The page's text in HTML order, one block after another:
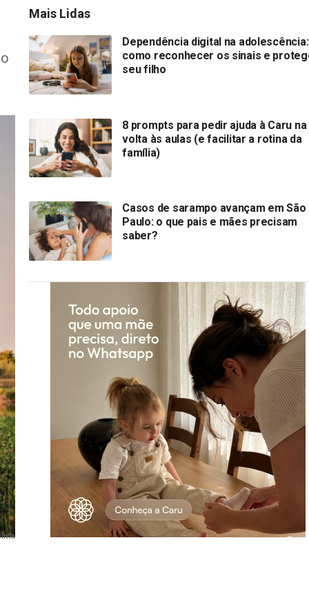
Mais Lidas
Dependência digital na adolescência:
como reconhecer os sinais e
seu filho
8 prompts para pedir ajuda à Caru na
volta às aulas (e facilitar a rotina da
família)
Casos de sarampo avançam em São
Paulo: o que pais e mães precisam
saber?